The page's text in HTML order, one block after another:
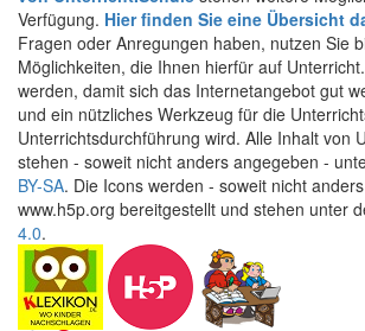
Verfügung. Hier finden Sie eine Übersicht
Fragen oder Anregungen haben, nutzen Sie
Möglichkeiten, die Ihnen hierfür auf
werden, damit sich das Internetangebot gut
und ein nützliches Werkzeug für die
Unterrichtsdurchführung wird. Alle Inhalt von
stehen - soweit nicht anders angegeben -
BY-SA. Die Icons werden - soweit nicht
www.h5p.org bereitgestellt und stehen unter
4.0.